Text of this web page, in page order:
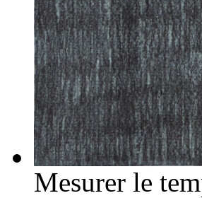
Mesurer le